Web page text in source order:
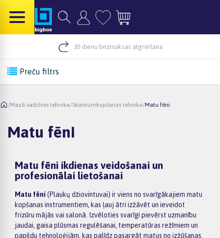
30 dienu bezmaksas atgriešana
Preču filtrs
/Mazā sadzīves tehnika/Skaistumkopšanas tehnika/Matu fēni
Matu fēni
Matu fēni ikdienas veidošanai un
profesionālai lietošanai
Matu fēni(Plaukų džiovintuvai) ir viens no svarīgākajiem matu
kopšanas instrumentiem, kas ļauj ātri izžāvēt un ieveidot
frizūru mājās vai salonā. Izvēloties svarīgi pievērst uzmanību
jaudai, gaisa plūsmas regulēšanai, temperatūras režīmiem un
papildu tehnoloģijām, kas palīdz pasargāt matus no izžūšanas.